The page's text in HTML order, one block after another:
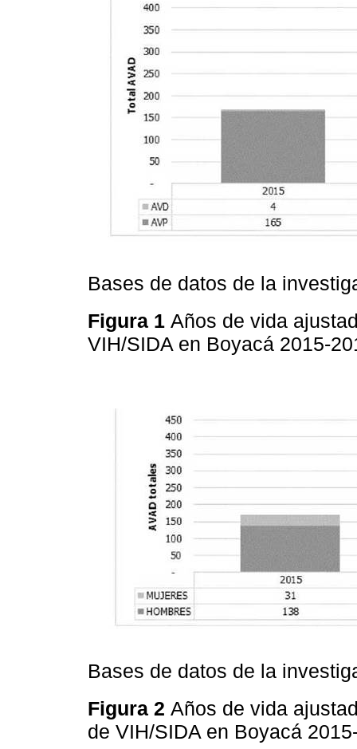
Bases de datos de la
Figura 1 Años de vida
VIH/SIDA en Boyacá 2015-
Bases de datos de la
Figura 2 Años de vida
de VIH/SIDA en Boyacá